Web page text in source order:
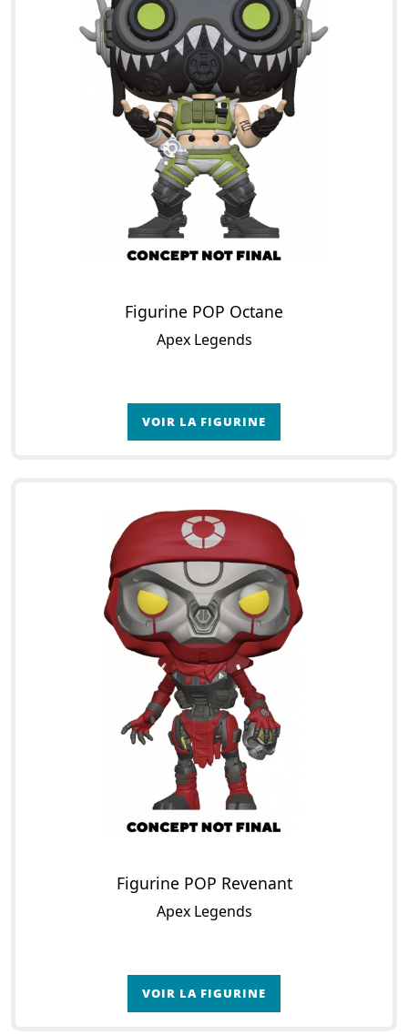
Figurine POP Octane
Apex Legends
VOIR LA FIGURINE
Figurine POP Revenant
Apex Legends
VOIR LA FIGURINE